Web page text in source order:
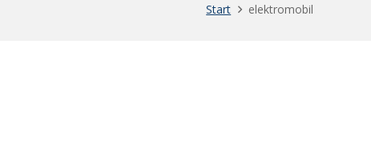
Start elektromobil